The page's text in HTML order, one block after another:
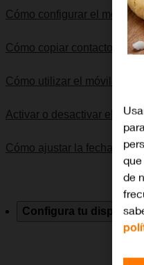
Cómo configurar el móvil
Cómo copiar contactos de
Cómo utilizar el móvil
Activar o desactivar el
Cómo ajustar la fecha y la
Configura tu
de